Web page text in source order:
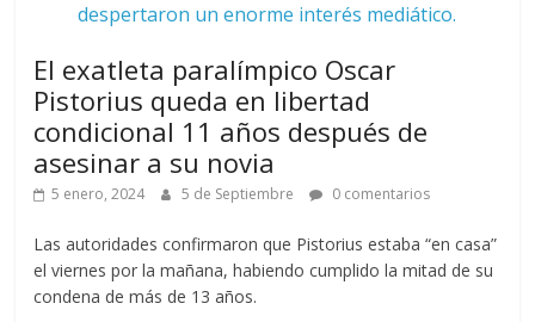
despertaron un enorme interés mediático.
El exatleta paralímpico Oscar
Pistorius queda en libertad
condicional 11 años después de
asesinar a su novia
5 enero, 2024 5 de Septiembre 0 comentarios
Las autoridades confirmaron que Pistorius estaba “en casa”
el viernes por la mañana, habiendo cumplido la mitad de su
condena de más de 13 años.